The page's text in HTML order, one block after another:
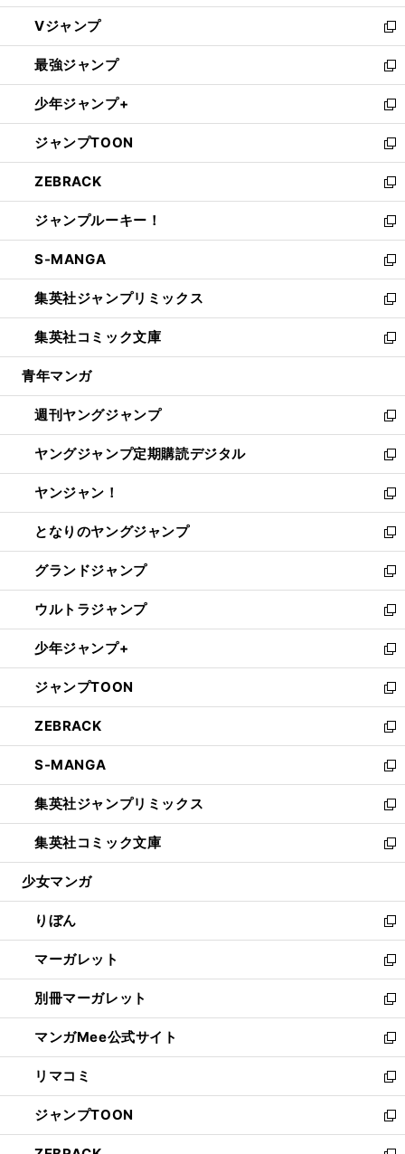
ウ
ィ
ン
ド
ウ
で
開
く
し
い
ウ
ィ
ン
ド
ウ
で
開
く
Vジャンプ
新
し
い
ウ
ィ
ン
ド
ウ
で
開
く
最強ジャンプ
新
し
い
ウ
ィ
ン
ド
ウ
で
開
く
少年ジャンプ+
新
し
い
ウ
ィ
ン
ド
ウ
で
開
く
ジャンプTOON
新
し
い
ウ
ィ
ン
ド
ウ
で
開
く
ZEBRACK
新
し
い
ウ
ィ
ン
ド
ウ
で
開
ジャンプルーキー！
新
し
い
ウ
ィ
ン
ド
ウ
開
く
S-MANGA
新
し
い
ウ
ィ
ン
ウ
で
開
く
集英社ジャンプリミックス
新
し
い
ウ
ン
ド
ウ
で
開
く
集英社コミック文庫
新
し
ウ
ィ
ン
ド
ウ
で
開
く
青年マンガ
週刊ヤングジャンプ
新
し
い
ウ
ィ
ン
ド
ウ
で
開
く
ヤングジャンプ定期購読デジタル
新
し
い
ウ
ィ
ン
ド
ウ
で
開
く
ヤンジャン！
新
し
い
ウ
ィ
ン
ド
ウ
で
開
く
となりのヤングジャンプ
新
し
い
ウ
ィ
ン
ド
ウ
で
開
く
グランドジャンプ
新
し
い
ウ
ィ
ン
ド
ウ
で
開
く
ウルトラジャンプ
新
し
い
ウ
ィ
ン
ド
ウ
で
開
く
少年ジャンプ+
新
し
い
ウ
ィ
ン
ド
ウ
で
開
く
ジャンプTOON
新
し
い
ウ
ィ
ン
ド
ウ
で
開
ZEBRACK
新
し
い
ウ
ィ
ン
ド
ウ
開
く
S-MANGA
新
し
い
ウ
ィ
ン
ウ
で
開
く
集英社ジャンプリミックス
新
し
い
ウ
ン
ド
ウ
で
開
く
集英社コミック文庫
新
し
ウ
ィ
ン
ド
ウ
で
開
く
少女マンガ
りぼん
新
し
い
ウ
ィ
ン
ド
ウ
で
開
く
マーガレット
新
し
い
ウ
ィ
ン
ド
ウ
で
開
別冊マーガレット
新
し
い
ウ
ィ
ン
ド
ウ
マンガMee公式サイト
新
し
い
ウ
ィ
ン
リマコミ
新
し
い
ウ
ジャンプTOON
新
し